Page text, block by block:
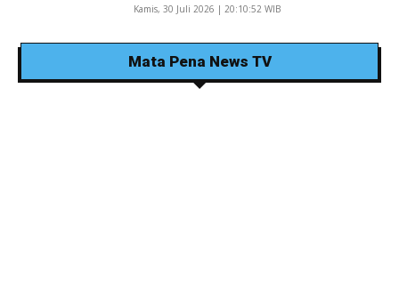
Kamis, 30 Juli 2026 | 20:10:52 WIB
Mata Pena News TV